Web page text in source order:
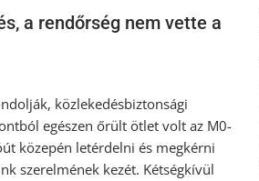
a rendőrség nem vette a
közlekedésbiztonsági
egészen őrült ötlet volt az M0-
közepén letérdelni és megkérni
szerelmének kezét. Kétségkívül